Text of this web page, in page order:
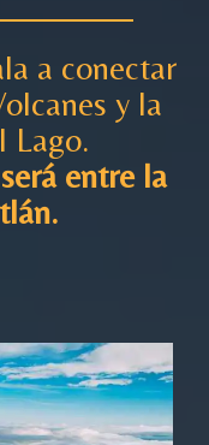
a conectar
y la
Lago.
entre la